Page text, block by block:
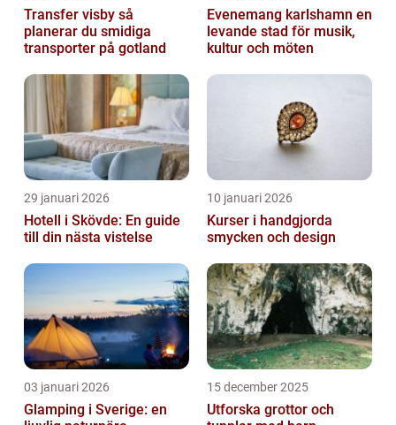
Transfer visby så
planerar du smidiga
transporter på gotland
Evenemang karlshamn en
levande stad för musik,
kultur och möten
29 januari 2026
Hotell i Skövde: En guide
till din nästa vistelse
10 januari 2026
Kurser i handgjorda
smycken och design
03 januari 2026
Glamping i Sverige: en
15 december 2025
Utforska grottor och